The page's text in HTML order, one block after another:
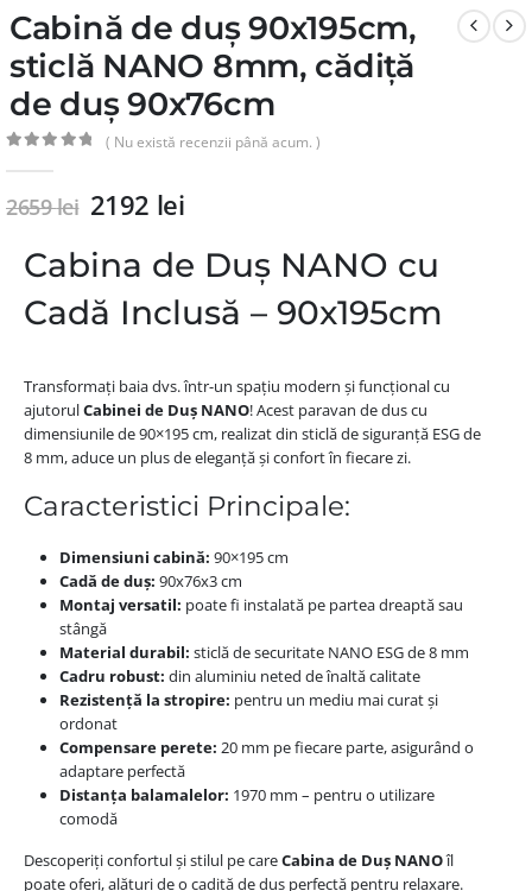
Cabină de duș 90x195cm,
sticlă NANO 8mm, cădiță
de duș 90x76cm
( Nu există recenzii până acum. )
2659lei 2192 lei
Cabina de Duș NANO cu
Cadă Inclusă – 90x195cm
Transformați baia dvs. într-un spațiu modern și funcțional cu
ajutorulCabinei de Duș NANO! Acest paravan de dus cu
dimensiunile de 90×195 cm, realizat din sticlă de siguranță ESG de
8 mm, aduce un plus de eleganță și confort în fiecare zi.
Caracteristici Principale:
Dimensiuni cabină: 90×195 cm
Cadă de duș: 90x76x3 cm
Montaj versatil: poate fi instalată pe partea dreaptă sau
stângă
Material durabil: sticlă de securitate NANO ESG de 8 mm
Cadru robust: din aluminiu neted de înaltă calitate
Rezistență la stropire: pentru un mediu mai curat și
ordonat
Compensare perete: 20 mm pe fiecare parte, asigurând o
adaptare perfectă
Distanța balamalelor: 1970 mm – pentru o utilizare
comodă
Descoperiți confortul și stilul pe careCabina de Duș NANOîl
poate oferi, alături de o cadiță de duș perfectă pentru relaxare.